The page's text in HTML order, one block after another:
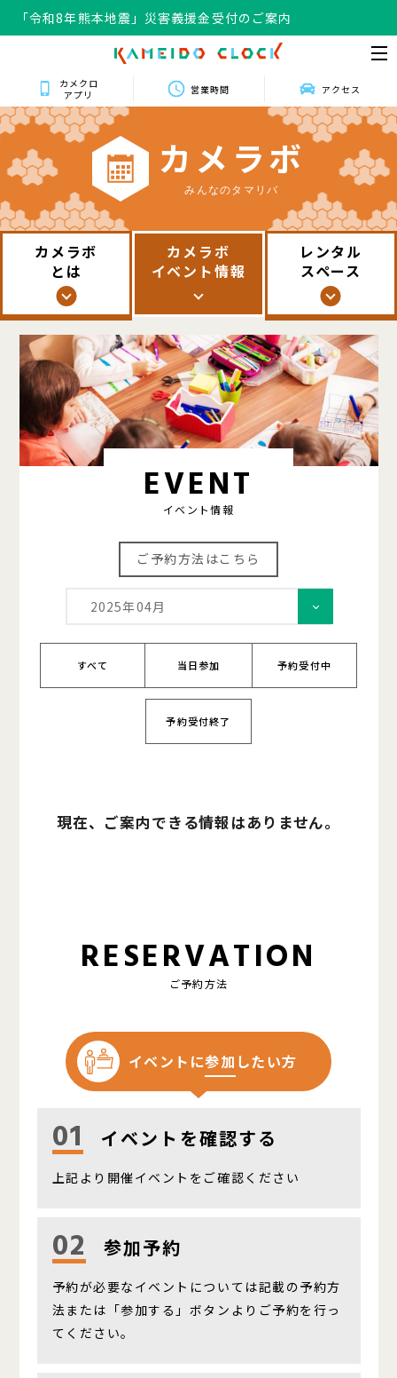
「令和8年熊本地震」災害義援金受付のご案内
カメクロ
アプリ
営業時間 アクセス
カ メ ラボ
みんなのタマリバ
カメラボ
とは
カメラボ
イベント情報
レンタル
スペース
EVENT
イベント情報
ご予約方法はこちら
2025年04月
すべて 当日参加 予約受付中
予約受付終了
現在、ご案内できる情報はありません。
RESERVATION
ご予約方法
イベントに参加 したい方
01 イベントを確認する
上記より開催イベントをご確認ください
02 参加予約
予約が必要なイベントについては記載の予約方
法または「参加する」ボタンよりご予約を行っ
てください。